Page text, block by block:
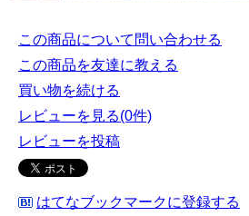
この商品について問い合わせる
この商品を友達に教える
買い物を続ける
レビューを見る(0件)
レビューを投稿
はてなブックマークに登録する